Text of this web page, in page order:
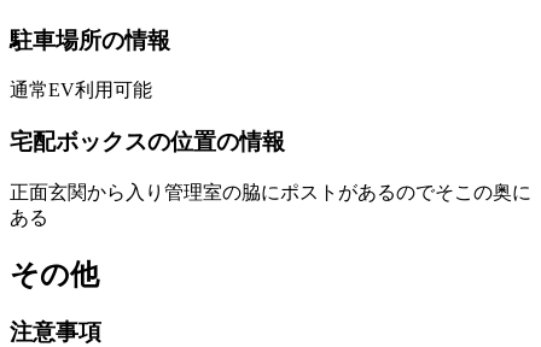
駐車場所の情報
通常EV利用可能
宅配ボックスの位置の情報
正面玄関から入り管理室の脇にポストがあるのでそこの奥に
ある
その他
注意事項